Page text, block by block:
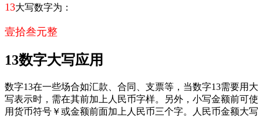
13大写数字为：
壹拾叁元整
13数字大写应用
数字13在一些场合如汇款、合同、支票等，当数字13需要用大
写表示时，需在其前加上人民币字样。另外，小写金额前可使
用货币符号￥或金额前面加上人民币三个字。人民币金额大写